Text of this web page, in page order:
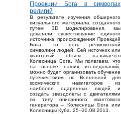
Проекции Бога в символах
религий
В результате изучения обширного
визуального материала, созданного
путем 3D моделирования, мы
доказали существование единого
источника происхождения Проекций
Бога, то есть религиозной
символики людей. Сей источник или
квантовый объект называется
Колесница Бога. Мы полагаем, что
на основе наших исследований,
можно будет организовать обучение
путешествиям по Вселенной для
космических навигаторов из
наиболее одаренных людей и
создать звездолеты с двигателями
по типу описанного квантового
генератора – Колесницы Бога или
Колесницы Куба. 25–30.08.2013.